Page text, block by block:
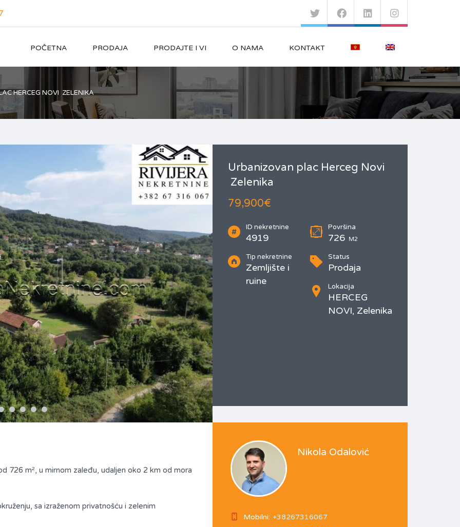
POČETNA PRODAJA PRODAJTE I VI O NAMA KONTAKT
HERCEG NOVI ZELENIKA
Urbanizovan plac Herceg Novi
Zelenika
79,900€
ID nekretnine
4919
Površina
726 M2
Tip nekretnine
Zemljište i
ruine
Status
Prodaja
Lokacija
HERCEG
NOVI, Zelenika
726 m², u mirnom zaleđu, udaljen oko 2 km od mora
sa izraženom privatnošću i zelenim
Nikola Odalović
Mobilni: +38267316067